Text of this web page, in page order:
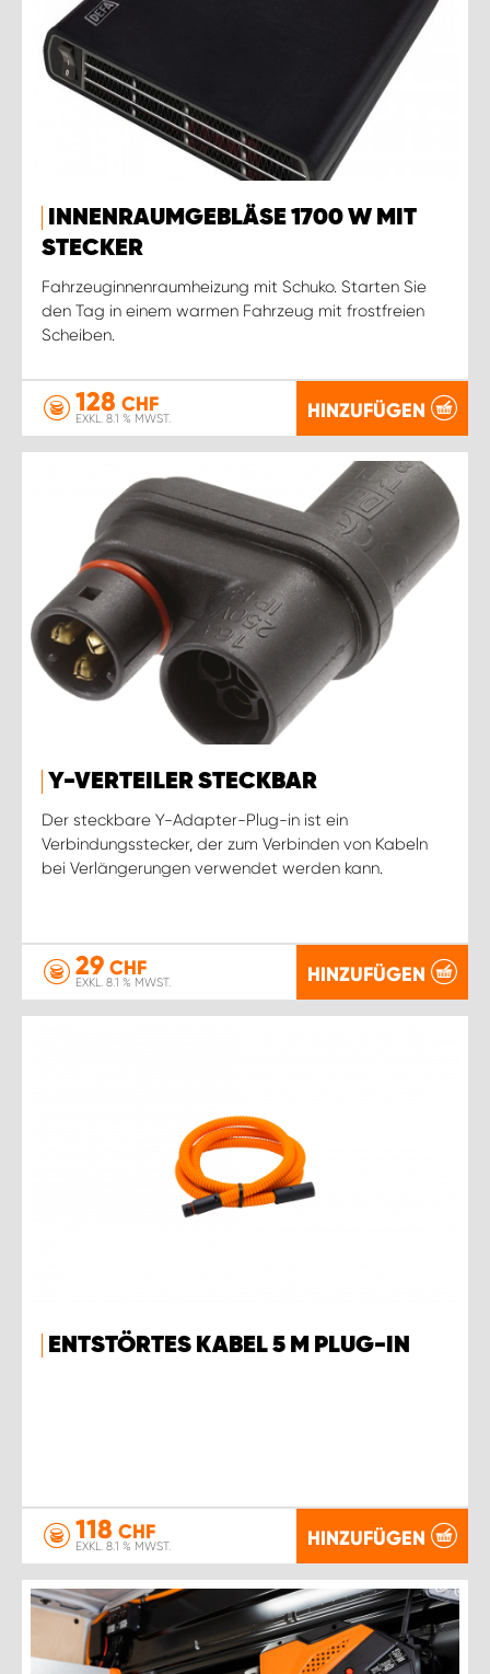
INNENRAUMGEBLÄSE 1700 W MIT
STECKER
Fahrzeuginnenraumheizung mit Schuko. Starten Sie
den Tag in einem warmen Fahrzeug mit frostfreien
Scheiben.
128 CHF
EXKL. 8.1 % MWST. HINZUFÜGEN
Y-VERTEILER STECKBAR
Der steckbare Y-Adapter-Plug-in ist ein
Verbindungsstecker, der zum Verbinden von Kabeln
bei Verlängerungen verwendet werden kann.
29 CHF
EXKL. 8.1 % MWST. HINZUFÜGEN
ENTSTÖRTES KABEL 5 M PLUG-IN
118 CHF
EXKL. 8.1 % MWST. HINZUFÜGEN